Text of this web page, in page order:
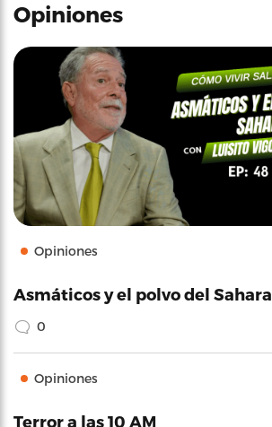
Opiniones
Opiniones
Asmáticos y el polvo del Sahara
0
Opiniones
Terror a las 10 AM